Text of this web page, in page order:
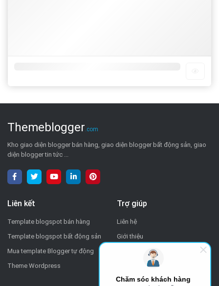
Themeblogger.com
Kho giao diện blogger bán hàng, giao diện blogger bất động sản, giao
diện blogger tin tức ...
Liên kết
Template blogspot bán hàng
Template blogspot bất động sản
Mua template Blogger tự động
Theme Wordpress
Trợ giúp
Liên hệ
Giới thiệu
Chăm sóc khách hàng